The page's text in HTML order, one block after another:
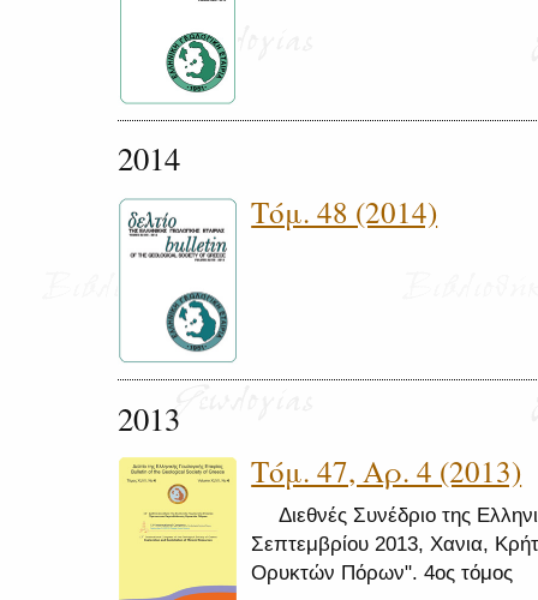
2014
Τόμ. 48 (2014)
2013
Τόμ. 47, Αρ. 4 (2013)
Διεθνές Συνέδριο της
Σεπτεμβρίου 2013, Χανια,
Ορυκτών Πόρων". 4ος τόμος